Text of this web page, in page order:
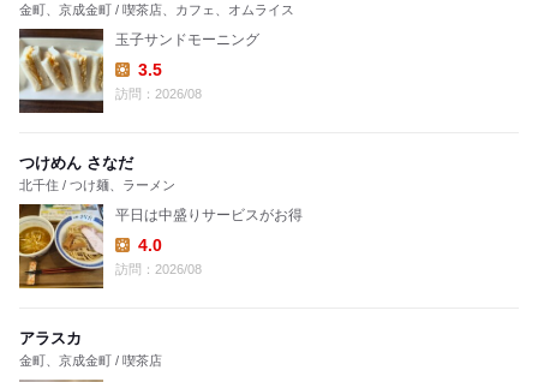
金町、京成金町 / 喫茶店、カフェ、オムライス
玉子サンドモーニング
Lunch:
3.5
訪問：2026/08
つけめん さなだ
北千住 / つけ麺、ラーメン
平日は中盛りサービスがお得
Lunch:
4.0
訪問：2026/08
アラスカ
金町、京成金町 / 喫茶店